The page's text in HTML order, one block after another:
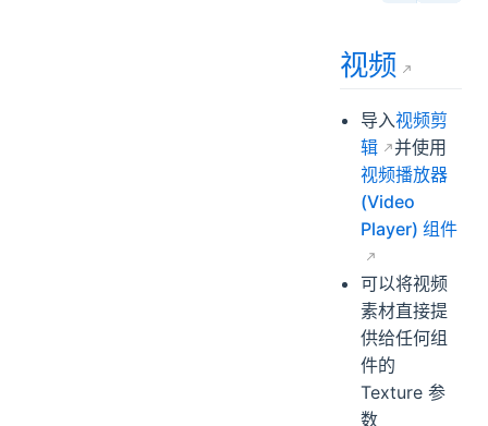
视频
导入视频剪
辑
并使用
视频播放器
(Video
Player) 组件
可以将视频
素材直接提
供给任何组
件的
Texture 参
数